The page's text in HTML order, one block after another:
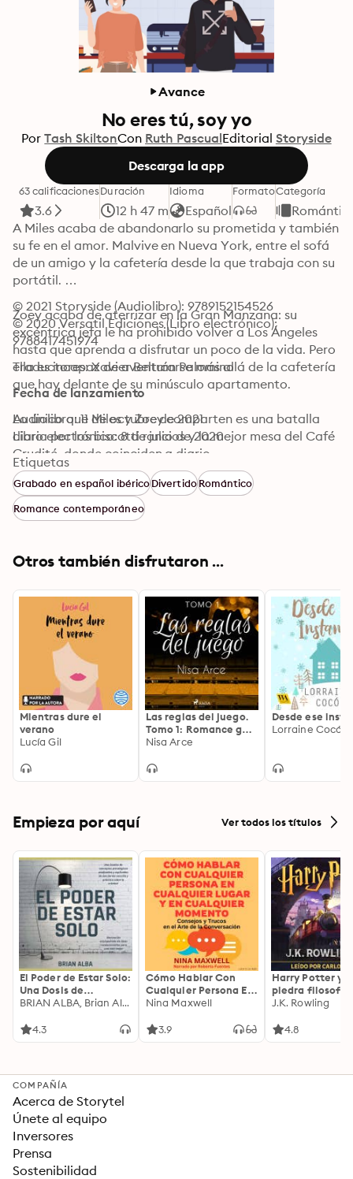
Avance
No eres tú, soy yo
Por Tash SkiltonCon Ruth PascualEditorial Storyside
Descarga la app
63 calificaciones
3.6
Duración
12 h 47 m
Idioma
Español
FormatoCategoría
A Miles acaba de abandonarlo su prometida y también
su fe en el amor. Malvive en Nueva York, entre el sofá
de un amigo y la cafetería desde la que trabaja con su
portátil.
Zoey acaba de aterrizar en la Gran Manzana: su
excéntrica jefa le ha prohibido volver a Los Ángeles
hasta que aprenda a disfrutar un poco de la vida. Pero
ella es incapaz de aventurarse más allá de la cafetería
que hay delante de su minúsculo apartamento.
Lo único que Miles y Zoey comparten es una batalla
diaria por los biscotti rancios y la mejor mesa del Café
Crudité, donde coinciden a diario.
¡Ah! Y que ambos trabajan como asesores para dos
apps para ligar rivales, pero de eso ellos no tienen ni
idea.
© 2021 Storyside (Audiolibro): 9789152154526
© 2020 Versatil Ediciones (Libro electrónico):
9788417451974
Traductores: Xavier Beltrán Palomino
Fecha de lanzamiento
Audiolibro: 11 de octubre de 2021
Libro electrónico: 8 de julio de 2020
Etiquetas
Grabado en español ibéricoDivertidoRomántico
Romance contemporáneo
Otros también disfrutaron ...
Mientras dure el
verano
Lucía Gil
Las reglas del juego.
Tomo 1: Romance gay
deportivo entre
profesionales
Nisa Arce
Desde ese
Lorraine Cocó
Empieza por aquí Ver todos los títulos
El Poder de Estar Solo:
Una Dosis de
Motivación
Ideas Revolucionarias
BRIAN ALBA, Brian Alba
4.3
Cómo Hablar Con
Cualquier Persona En
Cualquier Lugar Y En
Nina Maxwell
3.9
Harry Potter y
piedra filosofal
J.K. Rowling
4.8
COMPAÑÍA
Acerca de Storytel
Únete al equipo
Inversores
Prensa
Sostenibilidad